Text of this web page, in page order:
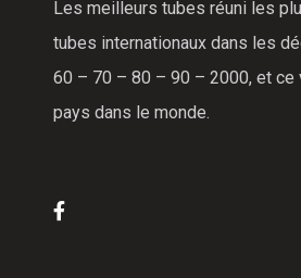
Les meilleurs tubes réuni les
tubes internationaux dans les
60 – 70 – 80 – 90 – 2000, et ce
pays dans le monde.